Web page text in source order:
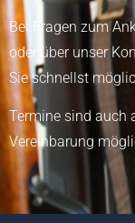
Bei Fragen zum
oder über unser
Sie schnellst
Termine sind auch
Vereinbarung